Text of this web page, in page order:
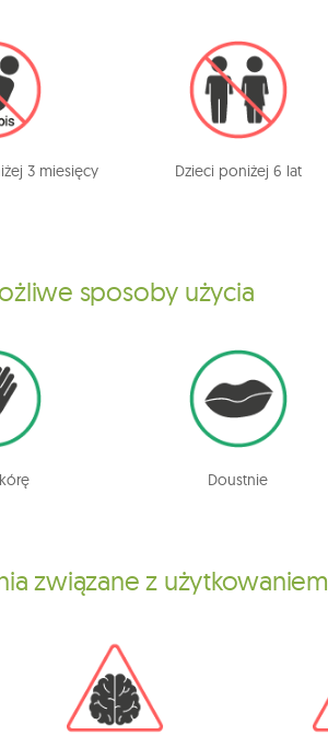
3 miesięcy Dzieci poniżej 6 lat
sposoby użycia
Doustnie
związane z użytkowaniem